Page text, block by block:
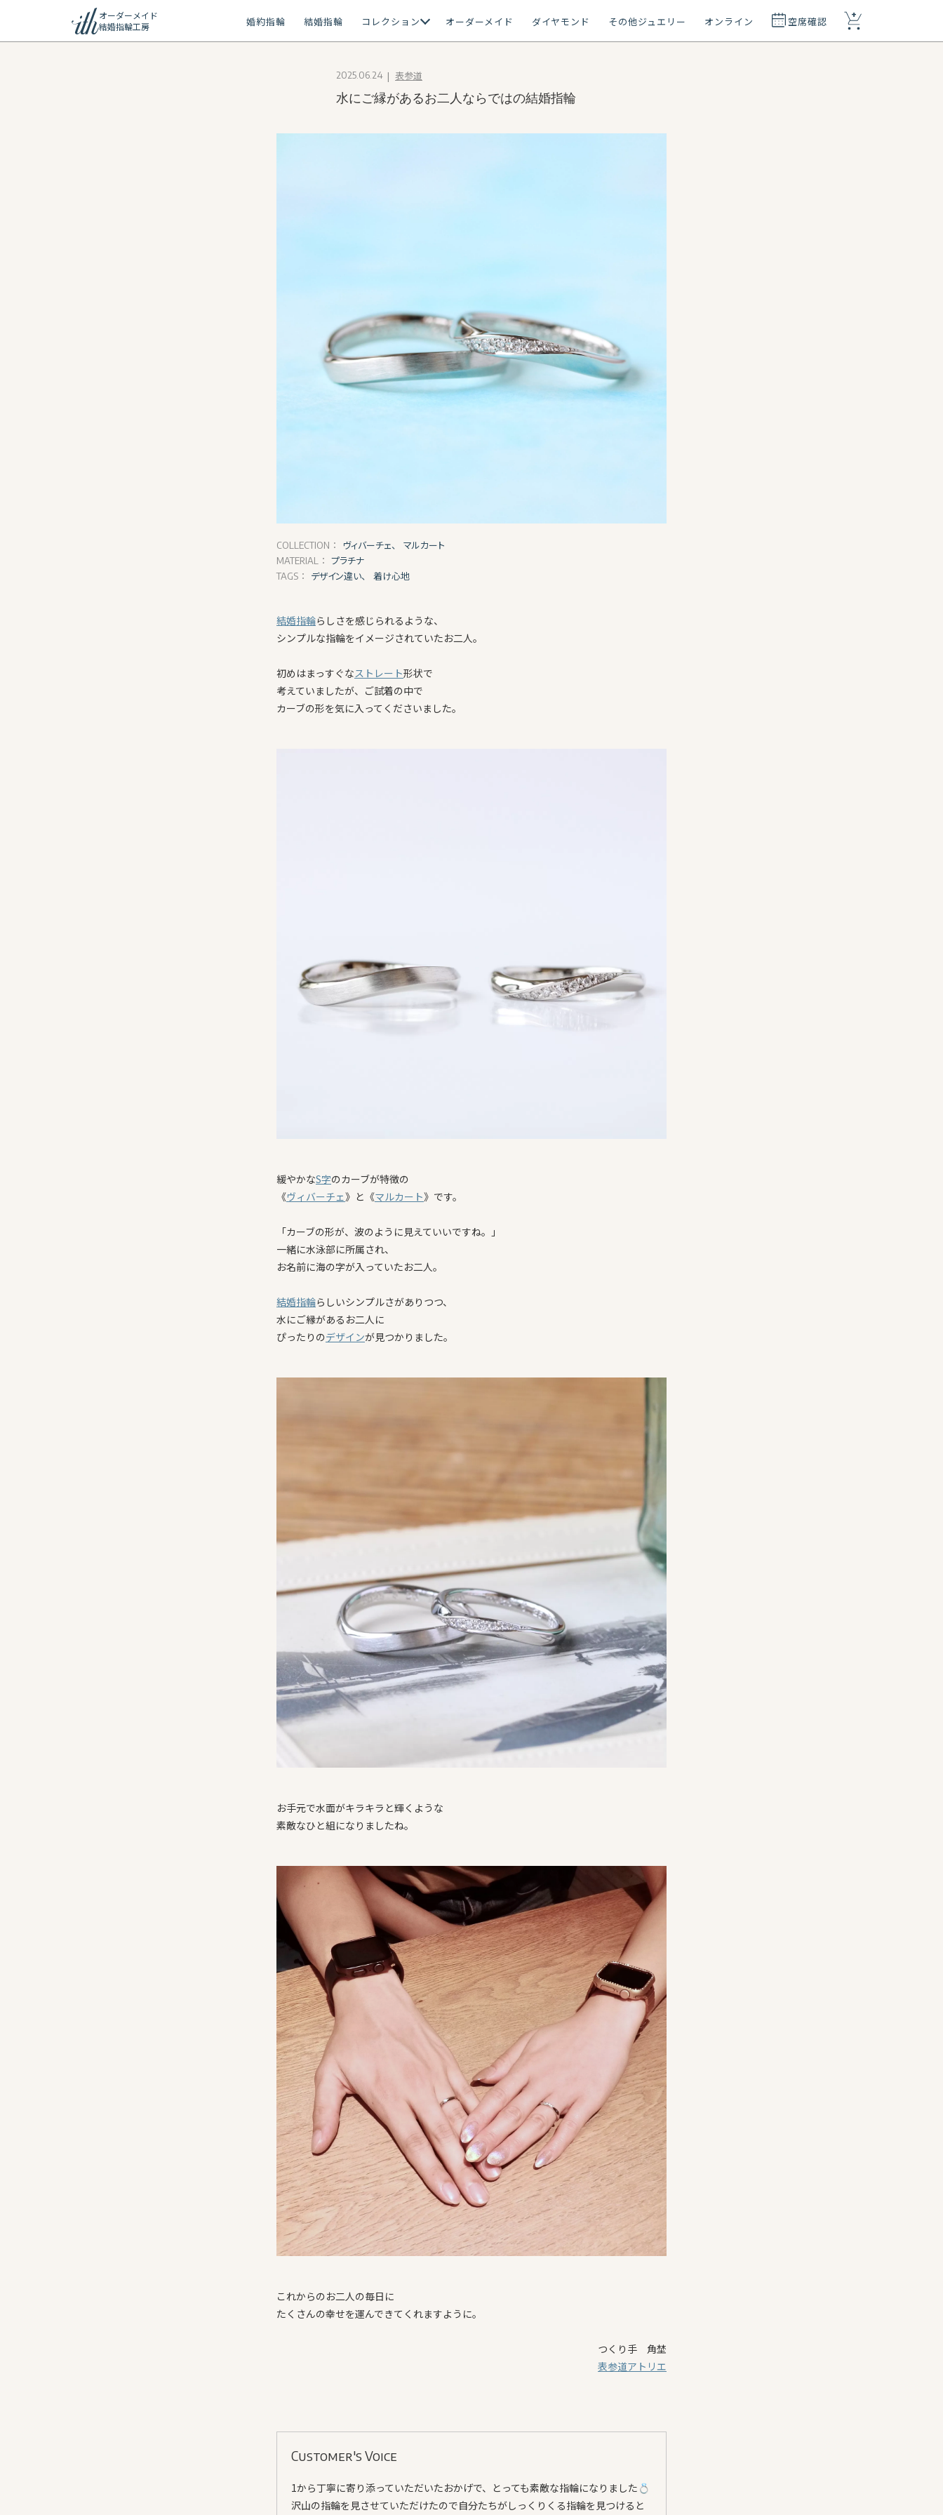
オーダーメイド
結婚指輪工房
婚約指輪 結婚指輪 コレクション オーダーメイド ダイヤモンド その他ジュエリー オンライン 空席確認
+
2025.06.24 表参道
水にご縁があるお二人ならではの結婚指輪
COLLECTION： ヴィバーチェ、 マルカート
MATERIAL： プラチナ
TAGS： デザイン違い、 着け心地
結婚指輪らしさを感じられるような、
シンプルな指輪をイメージされていたお二人。
初めはまっすぐなストレート形状で
考えていましたが、ご試着の中で
カーブの形を気に入ってくださいました。
緩やかなS字のカーブが特徴の
《ヴィバーチェ》と《マルカート》です。
「カーブの形が、波のように見えていいですね。」
一緒に水泳部に所属され、
お名前に海の字が入っていたお二人。
結婚指輪らしいシンプルさがありつつ、
水にご縁があるお二人に
ぴったりのデザインが見つかりました。
お手元で水面がキラキラと輝くような
素敵なひと組になりましたね。
これからのお二人の毎日に
たくさんの幸せを運んできてくれますように。
つくり手 角埜
表参道アトリエ
Customer's Voice
1から丁寧に寄り添っていただいたおかげで、とっても素敵な指輪になりました💍
沢山の指輪を見させていただけたので自分たちがしっくりくる指輪を見つけると